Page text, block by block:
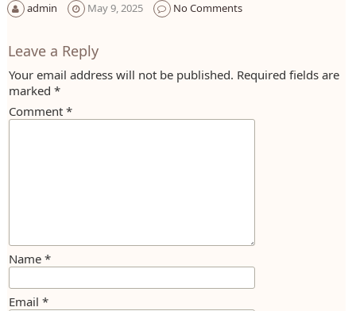
admin May 9, 2025 No Comments
Leave a Reply
Your email address will not be published. Required fields are
marked *
Comment *
Name *
Email *